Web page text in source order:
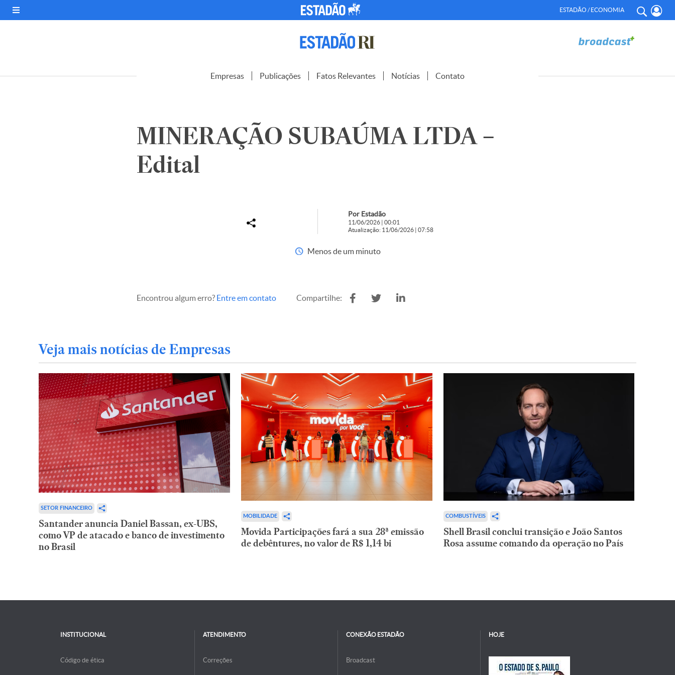
ESTADÃO / ECONOMIA
Empresas Publicações Fatos Relevantes Notícias Contato
MINERAÇÃO SUBAÚMA LTDA –
Edital
Por Estadão
11/06/2026 | 00:01
Atualização: 11/06/2026 | 07:58
Menos de um minuto
Encontrou algum erro? Entre em contato Compartilhe:
Veja mais notícias de Empresas
SETOR FINANCEIRO
Santander anuncia Daniel Bassan, ex-UBS,
como VP de atacado e banco de investimento
no Brasil
MOBILIDADE
Movida Participações fará a sua 28ª emissão
de debêntures, no valor de R$ 1,14 bi
COMBUSTÍVEIS
Shell Brasil conclui transição e João Santos
Rosa assume comando da operação no País
INSTITUCIONAL
Código de ética
ATENDIMENTO
Correções
CONEXÃO ESTADÃO
Broadcast
HOJE